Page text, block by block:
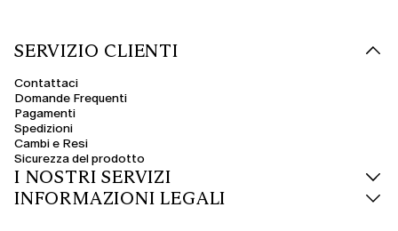
SERVIZIO CLIENTI
Contattaci
Domande Frequenti
Pagamenti
Spedizioni
Cambi e Resi
Sicurezza del prodotto
I NOSTRI SERVIZI
INFORMAZIONI LEGALI